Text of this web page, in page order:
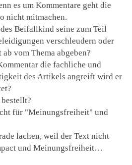
es um Kommentare geht die
nicht mitmachen.
Beifallkind seine zum Teil
verschleudern oder
vom Thema abgeben?
die fachliche und
des Artikels angreift wird er
für "Meinungsfreiheit" und
lachen, weil der Text nicht
und Meinungsfreiheit…